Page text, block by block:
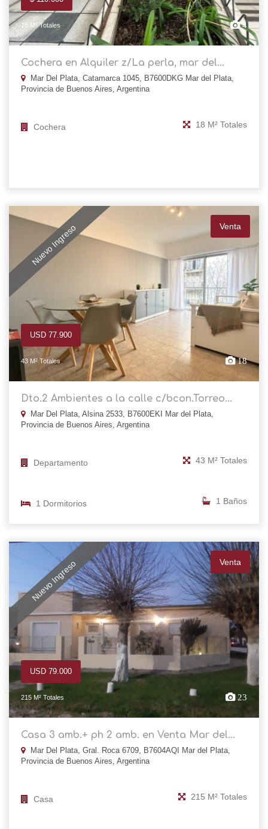
18 M² Totales 4
Cochera en Alquiler z/La perla, mar del...
Mar Del Plata, Catamarca 1045, B7600DKG Mar del Plata,
Provincia de Buenos Aires, Argentina
Cochera 18 M² Totales
Nuevo Ingreso Venta
USD 77.900
43 M² Totales 18
Dto.2 Ambientes a la calle c/bcon.Torreo...
Mar Del Plata, Alsina 2533, B7600EKI Mar del Plata,
Provincia de Buenos Aires, Argentina
Departamento 43 M² Totales
1 Dormitorios 1 Baños
Nuevo Ingreso Venta
USD 79.000
215 M² Totales 23
Casa 3 amb.+ ph 2 amb. en Venta Mar del...
Mar Del Plata, Gral. Roca 6709, B7604AQI Mar del Plata,
Provincia de Buenos Aires, Argentina
Casa 215 M² Totales